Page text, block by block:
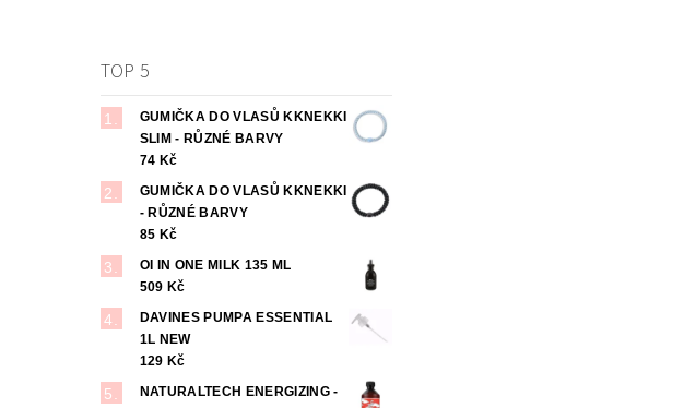
TOP 5
GUMIČKA DO VLASŮ KKNEKKI
SLIM - RŮZNÉ BARVY
74 Kč
GUMIČKA DO VLASŮ KKNEKKI
- RŮZNÉ BARVY
85 Kč
OI IN ONE MILK 135 ML
509 Kč
DAVINES PUMPA ESSENTIAL
1L NEW
129 Kč
NATURALTECH ENERGIZING -